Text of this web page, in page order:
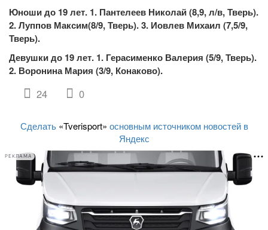
Юноши до 19 лет. 1. Пантелеев Николай (8,9, л/в, Тверь).
2. Луппов Максим(8/9, Тверь). 3. Иовлев Михаил (7,5/9,
Тверь).
Девушки до 19 лет. 1. Герасименко Валерия (5/9, Тверь).
2. Воронина Мария (3/9, Конаково).
24 0
Сделать «Tverisport» основным источником новостей в
Яндекс
РЕКЛАМА